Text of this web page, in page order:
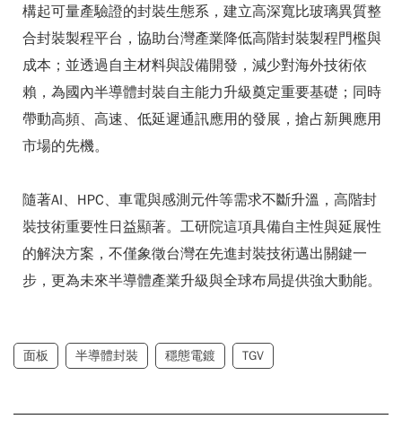
構起可量產驗證的封裝生態系，建立高深寬比玻璃異質整
合封裝製程平台，協助台灣產業降低高階封裝製程門檻與
成本；並透過自主材料與設備開發，減少對海外技術依
賴，為國內半導體封裝自主能力升級奠定重要基礎；同時
帶動高頻、高速、低延遲通訊應用的發展，搶占新興應用
市場的先機。
隨著AI、HPC、車電與感測元件等需求不斷升溫，高階封
裝技術重要性日益顯著。工研院這項具備自主性與延展性
的解決方案，不僅象徵台灣在先進封裝技術邁出關鍵一
步，更為未來半導體產業升級與全球布局提供強大動能。
面板 半導體封裝 穩態電鍍 TGV